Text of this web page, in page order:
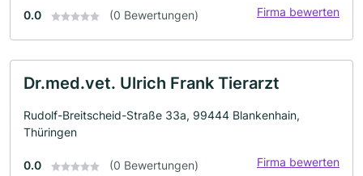
0.0 (0 Bewertungen) Firma bewerten
Dr.med.vet. Ulrich Frank Tierarzt
Rudolf-Breitscheid-Straße 33a, 99444 Blankenhain,
Thüringen
0.0 (0 Bewertungen) Firma bewerten